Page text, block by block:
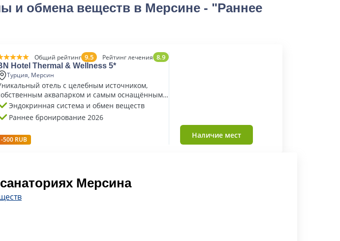
и обмена веществ в Мерсине - "Раннее
Общий рейтинг 9.5 Рейтинг лечения 8.9
Hotel Thermal & Wellness 5*
Турция, Мерсин
отель с целебным источником,
аквапарком и самым оснащённым
в Турции
Эндокринная система и обмен веществ
Раннее бронирование 2026
-500 RUB Наличие мест
Мерсина